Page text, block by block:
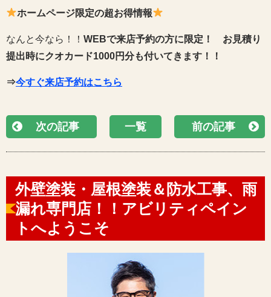
ホームページ限定の超お得情報
なんと今なら！！ WEBで来店予約の方に限定！
お見積り
提出時にクオカード1000円分も付いてきます！！
⇒今すぐ来店予約はこちら
次の記事 一覧 前の記事
外壁塗装・屋根塗装＆防水工事、雨
漏れ専門店！！アビリティペイン
トへようこそ